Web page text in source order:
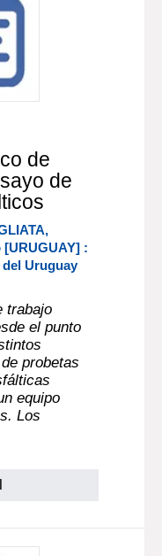
de
de
:
Uruguay
trabajo
el punto
probetas
equipo
Los